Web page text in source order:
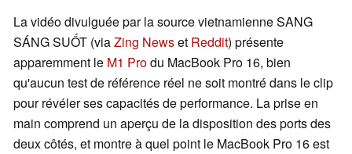
La vidéo divulguée par la source vietnamienne SANG
SÁNG SUỐT (viaZing Newset Reddit) présente
apparemment le M1 Produ MacBook Pro 16, bien
qu'aucun test de référence réel ne soit montré dans le clip
pour révéler ses capacités de performance. La prise en
main comprend un aperçu de la disposition des ports des
deux côtés, et montre à quel point le MacBook Pro 16 est